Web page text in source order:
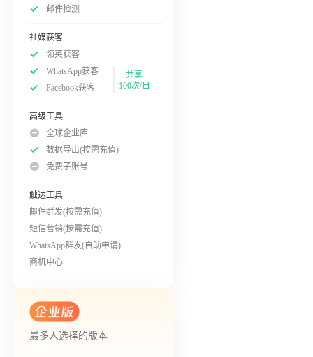
邮件检测
社媒获客
领英获客
WhatsApp获客
Facebook获客
共享
100次/日
高级工具
全球企业库
数据导出(按需充值)
免费子账号
触达工具
邮件群发(按需充值)
短信营销(按需充值)
WhatsApp群发(自助申请)
商机中心
最多人选择的版本